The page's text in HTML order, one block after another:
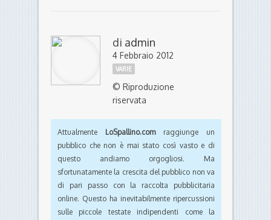
di admin
4 Febbraio 2012
VARIE
© Riproduzione
riservata
Attualmente LoSpallino.comraggiunge un
pubblico che non è mai stato così vasto e di
questo andiamo orgogliosi. Ma
sfortunatamente la crescita del pubblico non va
di pari passo con la raccolta pubblicitaria
online. Questo ha inevitabilmente ripercussioni
sulle piccole testate indipendenti come la